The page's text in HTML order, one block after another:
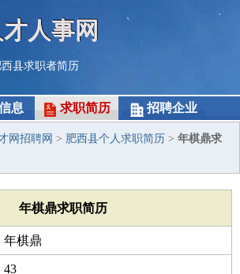
人事网
西县求职者简历
息 求职简历 招聘企业
网招聘网 > 肥西县个人求职简历 > 年棋鼎求
年棋鼎求职简历
年棋鼎
男
43